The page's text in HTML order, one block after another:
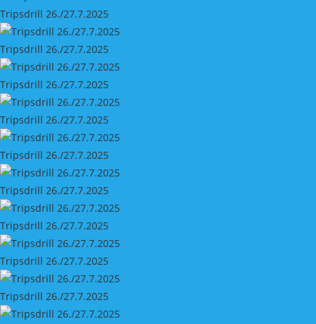
Tripsdrill 26./27.7.2025
Tripsdrill 26./27.7.2025
Tripsdrill 26./27.7.2025
Tripsdrill 26./27.7.2025
Tripsdrill 26./27.7.2025
Tripsdrill 26./27.7.2025
Tripsdrill 26./27.7.2025
Tripsdrill 26./27.7.2025
Tripsdrill 26./27.7.2025